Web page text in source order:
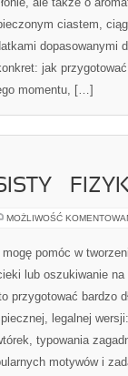
ciastem,
dopasowanymi
jak
momentu, […]
–
MOŻLIWOŚĆ
mogę pomóc w
lub oszukiwanie na
przygotować bardzo
legalnej
typowania
motywów i